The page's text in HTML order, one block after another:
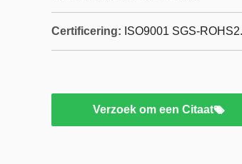
Certificering: ISO9001 SGS-
Verzoek om een Citaat